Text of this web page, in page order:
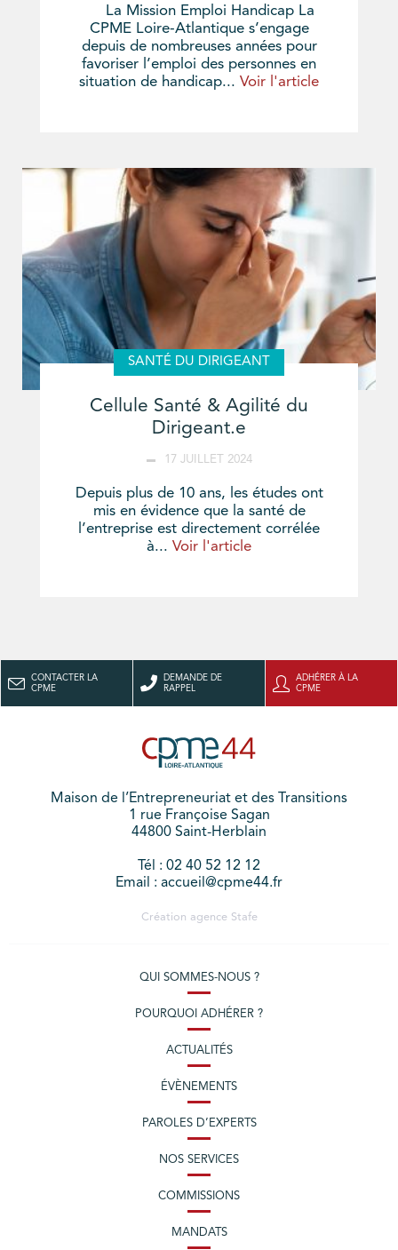
La Mission Emploi Handicap La
CPME Loire-Atlantique s’engage
depuis de nombreuses années pour
favoriser l’emploi des personnes en
situation de handicap... Voir l'article
SANTÉ DU DIRIGEANT
Cellule Santé & Agilité du
Dirigeant.e
17 JUILLET 2024
Depuis plus de 10 ans, les études ont
mis en évidence que la santé de
l’entreprise est directement corrélée
à... Voir l'article
CONTACTER LA
CPME
DEMANDE DE
RAPPEL
ADHÉRER À LA
CPME
Maison de l’Entrepreneuriat et des Transitions
1 rue Françoise Sagan
44800 Saint-Herblain
Tél : 02 40 52 12 12
Email : accueil@cpme44.fr
Création agence Stafe
QUI SOMMES-NOUS ?
POURQUOI ADHÉRER ?
ACTUALITÉS
ÉVÈNEMENTS
PAROLES D’EXPERTS
NOS SERVICES
COMMISSIONS
MANDATS